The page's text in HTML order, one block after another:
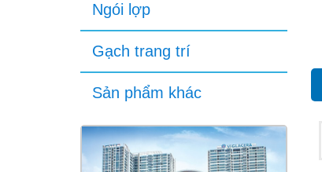
Ngói lợp
Gạch trang trí
Sản phẩm khác